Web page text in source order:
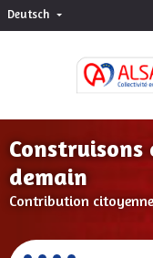
Deutsch Choisir la langue
Construisons
demain
Contribution citoyenne